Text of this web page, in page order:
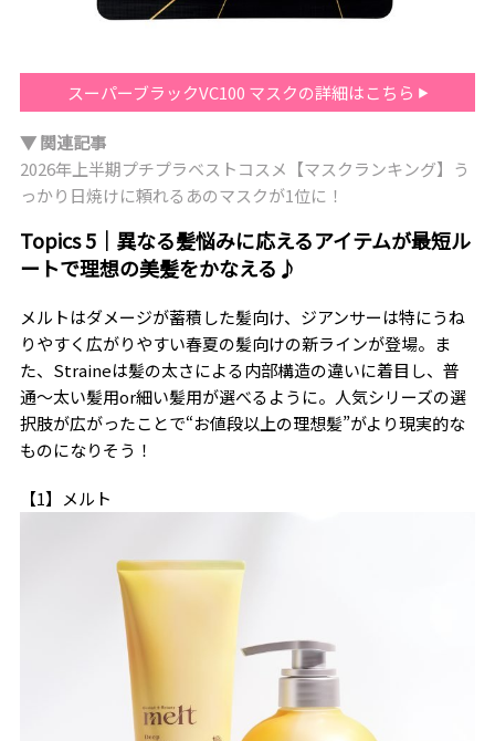
スーパーブラックVC100 マスクの詳細はこちら
▼ 関連記事
2026年上半期プチプラベストコスメ【マスクランキング】う
っかり日焼けに頼れるあのマスクが1位に！
Topics 5｜異なる髪悩みに応えるアイテムが最短ル
ートで理想の美髪をかなえる♪
メルトはダメージが蓄積した髪向け、ジアンサーは特にうね
りやすく広がりやすい春夏の髪向けの新ラインが登場。ま
た、Straineは髪の太さによる内部構造の違いに着目し、普
通～太い髪用or細い髪用が選べるように。人気シリーズの選
択肢が広がったことで“お値段以上の理想髪”がより現実的な
ものになりそう！
【1】メルト